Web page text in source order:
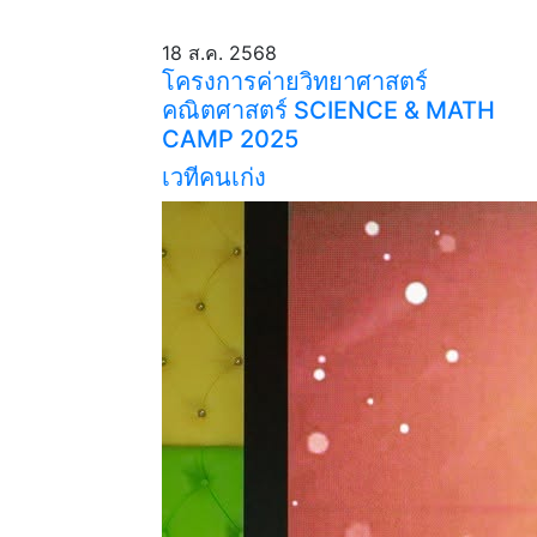
18 ส.ค. 2568
โครงการค่ายวิทยาศาสตร์
คณิตศาสตร์ SCIENCE & MATH
CAMP 2025
เวทีคนเก่ง